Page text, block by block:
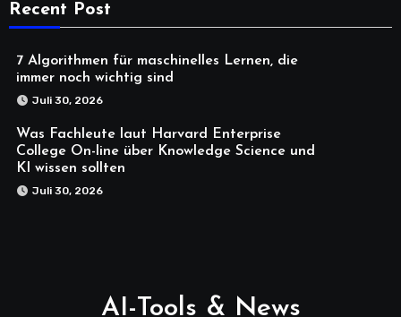
Recent Post
7 Algorithmen für maschinelles Lernen, die
immer noch wichtig sind
Juli 30, 2026
Was Fachleute laut Harvard Enterprise
College On-line über Knowledge Science und
KI wissen sollten
Juli 30, 2026
AI-Tools & News